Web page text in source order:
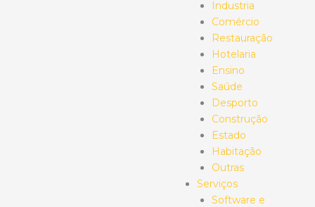
Industria
Comércio
Restauração
Hotelaria
Ensino
Saúde
Desporto
Construção
Estado
Habitação
Outras
Serviços
Software e